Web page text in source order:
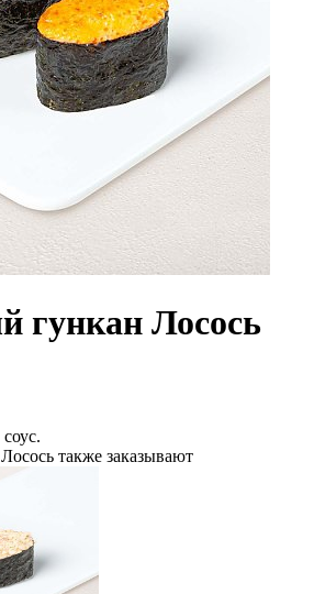
гункан Лосось
также заказывают